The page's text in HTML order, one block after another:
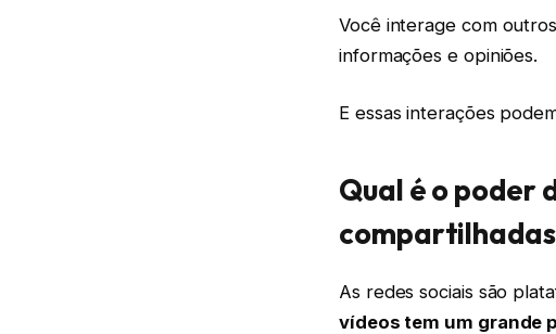
Você interage com
informações e opiniões.
E essas interações
Qual é o poder
As redes sociais são
vídeos tem um grande